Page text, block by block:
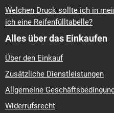
Welchen Druck sollte ich in
ich eine Reifenfülltabelle?
Alles über das Einkaufen
Über den Einkauf
Zusätzliche Dienstleistungen
Allgemeine
Widerrufsrecht